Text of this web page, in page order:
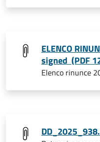
ELENCO
signed (PDF
Elenco rinunce